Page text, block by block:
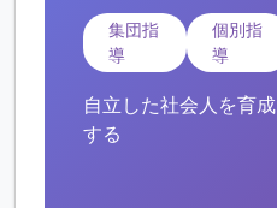
集団指
導
個別指
導
自立した社会人を育成
する